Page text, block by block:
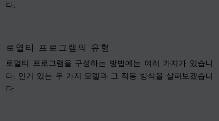
다.
로열티 프로그램의 유형
로열티 프로그램을 구성하는 방법에는 여러 가지가 있습니
다. 인기 있는 두 가지 모델과 그 작동 방식을 살펴보겠습니
다.